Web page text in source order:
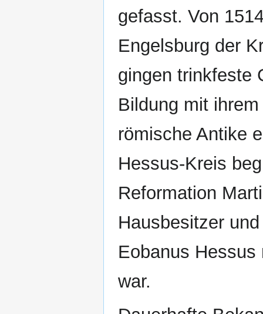
gefasst. Von
Engelsburg der
gingen trinkfeste
Bildung mit
römische Antike
Hessus-Kreis
Reformation
Hausbesitzer
Eobanus
war.